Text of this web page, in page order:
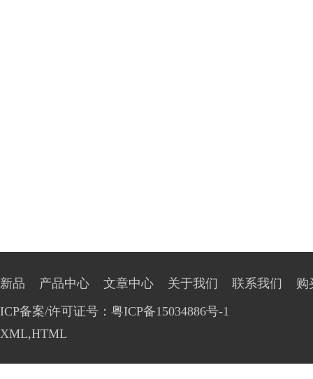
新品 产品中心 文章中心 关于我们 联系我们
购
ICP备案/许可证号：粤ICP备15034886号-1
XML,HTML